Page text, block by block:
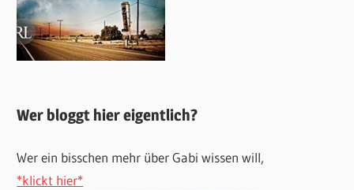
Wer bloggt hier eigentlich?
Wer ein bisschen mehr über Gabi wissen will,
*klickt hier*